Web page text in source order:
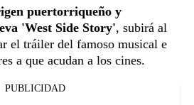
puertorriqueño y
'West Side Story', subirá al
el tráiler del famoso musical e
a que acudan a los cines.
PUBLICIDAD